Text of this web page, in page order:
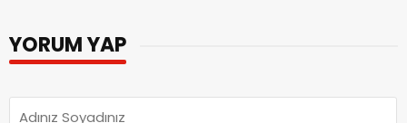
YORUM YAP